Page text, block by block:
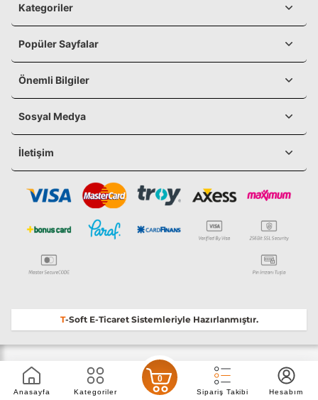
Anasayfa Kategoriler
0
Sipariş Takibi Hesabım
Kategoriler
Popüler Sayfalar
Önemli Bilgiler
Sosyal Medya
İletişim
T-Soft E-TicaretSistemleriyle Hazırlanmıştır.